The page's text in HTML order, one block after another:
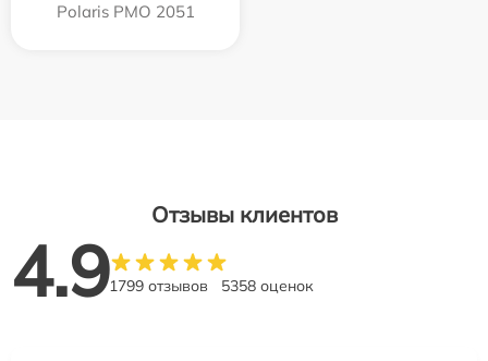
Polaris PMO 2051
Отзывы клиентов
4.91799 отзывов 5358 оценок